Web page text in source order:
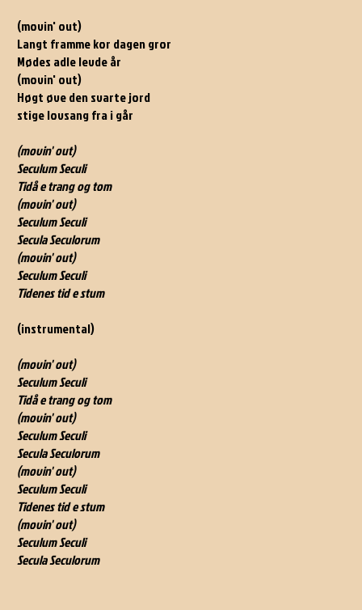
(movin' out)
Langt framme kor dagen gror
Mødes adle levde år
(movin' out)
Høgt øve den svarte jord
stige lovsang fra i går
(movin' out)
Seculum Seculi
Tidå e trang og tom
(movin' out)
Seculum Seculi
Secula Seculorum
(movin' out)
Seculum Seculi
Tidenes tid e stum
(instrumental)
(movin' out)
Seculum Seculi
Tidå e trang og tom
(movin' out)
Seculum Seculi
Secula Seculorum
(movin' out)
Seculum Seculi
Tidenes tid e stum
(movin' out)
Seculum Seculi
Secula Seculorum